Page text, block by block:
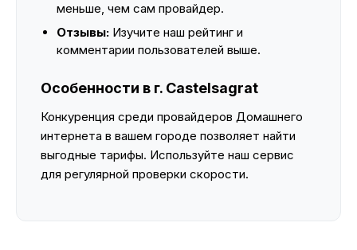
меньше, чем сам провайдер.
Отзывы: Изучите наш рейтинг и
комментарии пользователей выше.
Особенности в г. Castelsagrat
Конкуренция среди провайдеров Домашнего
интернета в вашем городе позволяет найти
выгодные тарифы. Используйте наш сервис
для регулярной проверки скорости.